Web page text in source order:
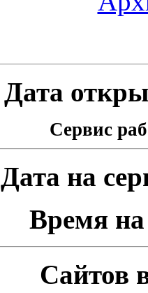
Дата
Сервис
Дата на
Время на
Сайтов